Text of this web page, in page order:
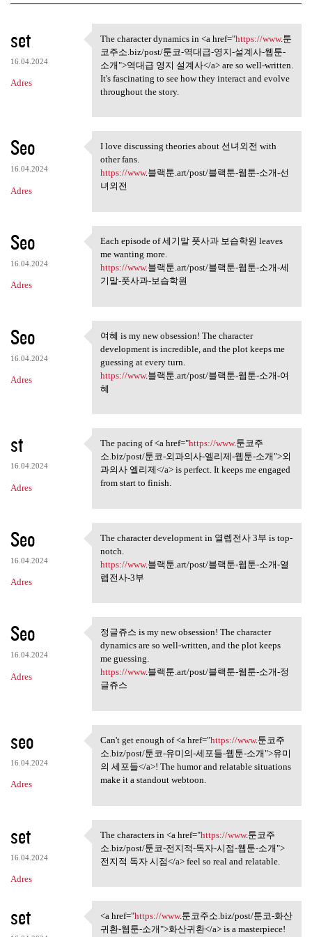
K
o
m
e
a
r
z
set
16.04.2024
Adres
The character dynamics in <a
The character dynamics in <a href="https://www.툰
코주소.biz/post/툰코-역대급-영지-설계사-웹툰-
소개">역대급 영지 설계사</a> are so well-written.
It's fascinating to see how they interact and evolve
throughout the story.
Seo
16.04.2024
Adres
I love discussing theories
I love discussing theories about 선녀외전 with
other fans.
https://www.블랙툰.art/post/블랙툰-웹툰-소개-선
녀외전
Seo
16.04.2024
Adres
Each episode of 세기말 풋사과 보습
학원
Each episode of 세기말 풋사과 보습학원 leaves
me wanting more.
https://www.블랙툰.art/post/블랙툰-웹툰-소개-세
기말-풋사과-보습학원
Seo
16.04.2024
Adres
여혜 is my new obsession! The
여혜 is my new obsession! The character
development is incredible, and the plot keeps me
guessing at every turn.
https://www.블랙툰.art/post/블랙툰-웹툰-소개-여
혜
st
16.04.2024
Adres
The pacing of <a href="https:
The pacing of <a href="https://www.툰코주
소.biz/post/툰코-외과의사-엘리제-웹툰-소개">외
과의사 엘리제</a> is perfect. It keeps me engaged
from start to finish.
Seo
16.04.2024
Adres
The character development in
The character development in 열렙전사 3부 is top-
notch.
https://www.블랙툰.art/post/블랙툰-웹툰-소개-열
렙전사-3부
Seo
16.04.2024
Adres
정글쥬스 is my new obsession! The
정글쥬스 is my new obsession! The character
dynamics are so well-written, and the plot keeps
me guessing.
https://www.블랙툰.art/post/블랙툰-웹툰-소개-정
글쥬스
seo
16.04.2024
Adres
Can't get enough of <a href=
Can't get enough of <a href="https://www.툰코주
소.biz/post/툰코-유미의-세포들-웹툰-소개">유미
의 세포들</a>! The humor and relatable situations
make it a standout webtoon.
set
16.04.2024
Adres
The characters in <a href=
The characters in <a href="https://www.툰코주
소.biz/post/툰코-전지적-독자-시점-웹툰-소개">
전지적 독자 시점</a> feel so real and relatable.
set <a href="https://www.툰코주소.biz
<a href="https://www.툰코주소.biz/post/툰코-화산
귀환-웹툰-소개">화산귀환</a> is a masterpiece!